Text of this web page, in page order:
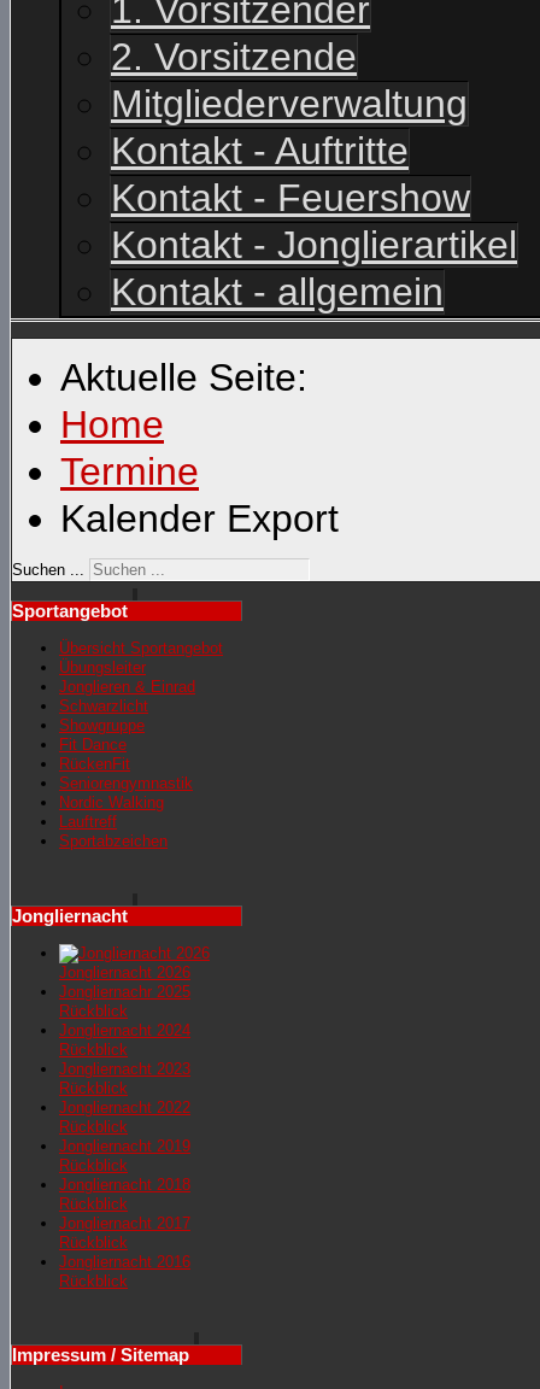
1. Vorsitzender
2. Vorsitzende
Mitgliederverwaltung
Kontakt - Auftritte
Kontakt - Feuershow
Kontakt - Jonglierartikel
Kontakt - allgemein
Aktuelle Seite:
Home
Termine
Kalender Export
Suchen ...
Sportangebot
Übersicht Sportangebot
Übungsleiter
Jonglieren & Einrad
Schwarzlicht
Showgruppe
Fit Dance
RückenFit
Seniorengymnastik
Nordic Walking
Lauftreff
Sportabzeichen
Jongliernacht
Jongliernacht 2026
Jongliernachr 2025
Rückblick
Jongliernacht 2024
Rückblick
Jongliernacht 2023
Rückblick
Jongliernacht 2022
Rückblick
Jongliernacht 2019
Rückblick
Jongliernacht 2018
Rückblick
Jongliernacht 2017
Rückblick
Jongliernacht 2016
Rückblick
Impressum / Sitemap